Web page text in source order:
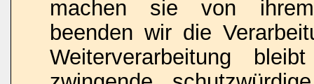
machen sie von ihrem
beenden wir die
Weiterverarbeitung